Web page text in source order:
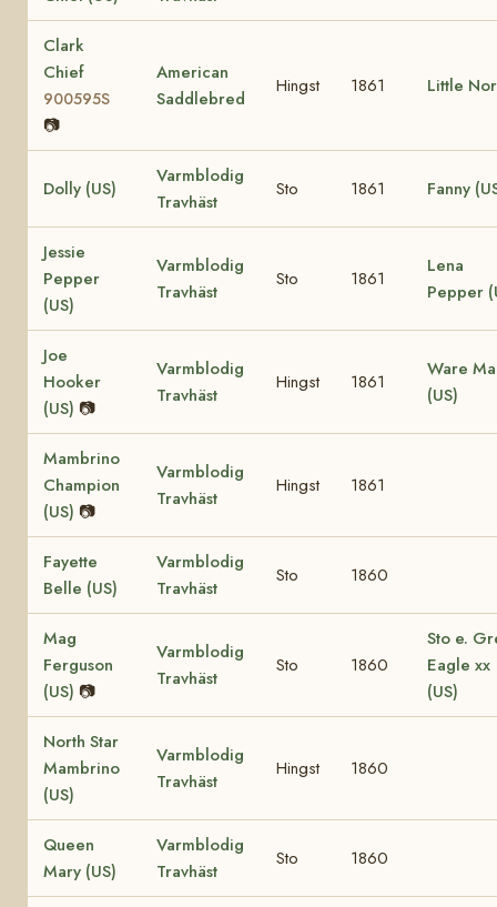
Clark
Chief
900595S
📷
American
Saddlebred
Hingst 1861 Little
Dolly (US)
Varmblodig
Travhäst
Sto 1861 Fanny
Jessie
Pepper
(US)
Varmblodig
Travhäst
Sto 1861
Lena
Pepper
Joe
Hooker
(US) 📷
Varmblodig
Travhäst
Hingst 1861
Ware
(US)
Mambrino
Champion
(US) 📷
Varmblodig
Travhäst
Hingst 1861
Fayette
Belle (US)
Varmblodig
Travhäst
Sto 1860
Mag
Ferguson
(US) 📷
Varmblodig
Travhäst
Sto 1860
Sto e.
Eagle xx
(US)
North Star
Mambrino
(US)
Varmblodig
Travhäst
Hingst 1860
Queen
Mary (US)
Varmblodig
Travhäst
Sto 1860